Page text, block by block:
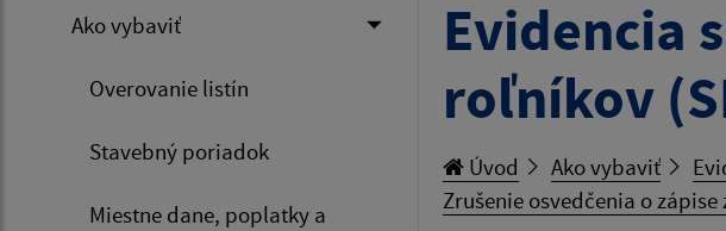
Ako vybaviť
Overovanie listín
Stavebný poriadok
Miestne dane, poplatky a
Evidencia
roľníkov
Úvod Ako vybaviť
Zrušenie osvedčenia o